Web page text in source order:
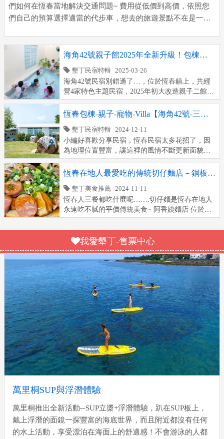
們如何在恆春當地解決交通問題~ 費用從低價到高價，依照您
們自己的預算選擇適當的代步車，想去的旅遊景點不在是一句
車，以上都不必擔心。 對…! 它就是這麼簡單，而且能讓你們
來到恆春立馬轉換交通工具玩遍想去的地點。 恆 […]
海角42號親子館2025年全新升級！包棟
6~20人大集合，室內兒童主題樂園，百吋
超大投影KTV，電動麻將等你來PK，讓你
們入住民宿超滿意~
墾丁民宿特輯 2025-03-26
海角42號民宿別錯過了…，位於恆春鎮上，共經
營4家特色主題民宿，2025年初大改造親子二館，
專為親子家庭設計的舒適空間，孩子們的夢幻遊
戲室裡有溜滑梯、積木、兒童車等好玩設備，讓
與好友來場電動麻將對決，或沉浸於Switch遊戲
的樂趣，更有大人小孩都愛泡在戲水泳池中，在
陽光下盡情嬉戲，共度悠閒時光。包棟入住，私
密又自在的空間內，讓每一次旅行都成為 […]
恆春包棟-親子-寵物-Villa【海角42號-三館
寵物友善】我們與卡皮巴拉水豚君住在一
起，帶著您的寵物一起來玩吧，全區600坪
大空間都是我們的渡假天堂。
墾丁民宿特輯 2024-12-11
小編好喜歡分享民宿，恆春民宿太多花招了，因
為地理位置豐富，讓這裡的風情不斷更新面貌，
慢步調的旅遊地點，慵懶、愜意、休閒是渡假的
代表性，恆春半島住宿太方便了，風格主題多達
然生態區域，以及台灣保存完善的恆春四座古
城，海景沙灘必備行程。
***************************** 海角42號民宿
特 […]
恆春在地人最愛吃的傳統切仔麵店－銅板美
食百元有找，台灣在地國民美食～
墾丁美食推薦 2024-11-11
恆春人三餐都吃什麼呢…….切仔麵是恆春在地人
永遠吃不膩的平價傳統美食~ 阿香姨麵店 位於恆
春夜市，從婆婆到媳婦接手味道依然受到饕客光
顧，古早味的肉燥香氣真的好夠味，滷菜淋上醬
油膏及蔥薑絲搭配滿分，小編偏愛麵條不要太爛
的口感，所以都會跟老闆娘告知麵不要太爛，闆
娘煮麵速度快，端上桌後馬上攪拌口感剛剛好，
一口麵，一口滷菜，享受當下台灣國民美食。 營
業時間：08:00~14:00 […]
我愛墾丁-售票中心
萬里桐SUP與浮潛體驗
萬里桐推出全新活動─SUP立槳+浮潛體驗，趴在SUP板上，
戴上浮潛的面鏡一探豐富的海底世界，而且附近都沒有任何
的水上活動，享受漂泊在海面上的舒適感！不會游泳的人都